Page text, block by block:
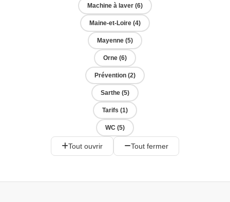
Machine à laver (6)
Maine-et-Loire (4)
Mayenne (5)
Orne (6)
Prévention (2)
Sarthe (5)
Tarifs (1)
WC (5)
Tout ouvrir Tout fermer